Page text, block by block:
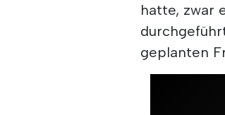
hatte, zwar
geplanten